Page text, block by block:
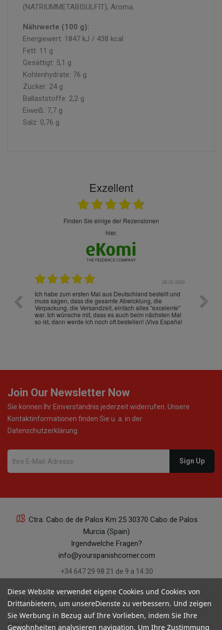
(NATRIUMMETABISULFIT), Aroma.
Nährwerte (100 g):
Energiewert: 1847 kJ / 438 kcal
Fett: 11 g
Gesättigt: 5,1 g
Kohlenhydrate: 76 g
Zucker: 24 g
Ballaststoffe: 2,2 g
Eiweiß: 7,7 g
Salz: 0,76 g
Exzellent
finden Sie einige der Rezensionen
hier.
28.05.2026
Ich habe zum ersten Mal aus Deutschland bestellt und
muss sagen, dass die gesamte Abwicklung, die
Verpackung, die Versandzeit, einfach alles "excelente"
war. Ich wünsche mit, dass es auch beim nächsten Mal
so ist, dann werde ich noch oft bestellen! ¡Viva España!
Die
gut
ist
Join Our Newsletter Now
Sie können Ihr Einverständnis jederzeit widerrufen. Unsere
Kontaktinformationen finden Sie u. a. in der
Datenschutzerklärung.
Ctra. Cabo de de Palos Km 25 30370 Cabo de Palos
Murcia (Spain)
Irgendwelche Fragen?
info@yourspanishcorner.com
+34 647 29 98 21 de 9 a 14:30
BENUTZERDEFINIERTE LINKS keyboard_arrow_down
MY ACCOUNT keyboard_arrow_down
Diese Website verwendet eigene Cookies und Cookies von
Drittanbietern, um unsereDienste zu verbessern. Und zeigen
Sie Werbung in Bezug auf Ihre Vorlieben, indem Sie Ihre
Gewohnheiten analysieren navigation. Um Ihre Zustimmung